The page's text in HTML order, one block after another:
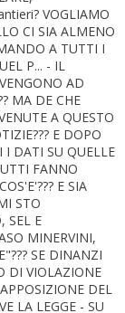
VOGLIAMO
CI SIA ALMENO
A TUTTI I
P... - IL
AD
MA DE CHE
A QUESTO
E DOPO
I DATI SU QUELLE
FANNO
E SIA
STO
SEL E
MINERVINI,
SE DINANZI
DI VIOLAZIONE
DEL
LA LEGGE - SU